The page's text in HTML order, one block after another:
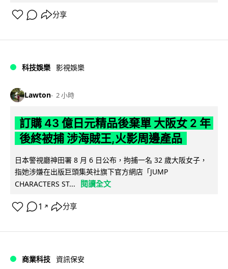
分享
科技娛樂 影視娛樂
Lawton 2 小時
訂購 43 億日元精品後棄單 大阪女 2 年
後終被捕 涉海賊王,火影周邊產品
日本警視廳神田署 8 月 6 日公布，拘捕一名 32 歲大阪女子，
指她涉嫌在出版巨頭集英社旗下官方網店「JUMP
CHARACTERS ST...
閱讀全文
1 ↗ 分享
商業科技 資訊保安